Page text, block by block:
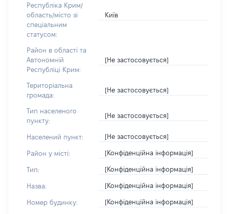
Республіка Крим/
область/місто зі
спеціальним
статусом:
Київ
Район в області та
Автономній
Республіці Крим:
[Не застосовується]
Територіальна
громада:
[Не застосовується]
Тип населеного
пункту:
[Не застосовується]
Населений пункт: [Не застосовується]
Район у місті: [Конфіденційна інформація]
Тип: [Конфіденційна інформація]
Назва: [Конфіденційна інформація]
Номер будинку: [Конфіденційна інформація]